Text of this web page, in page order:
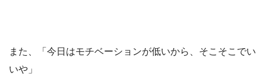
また、「今日はモチベーションが低いから、そこそこでい
いや」